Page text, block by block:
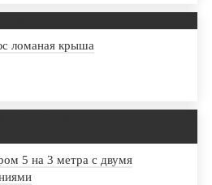
ломаная крыша
5 на 3 метра с двумя